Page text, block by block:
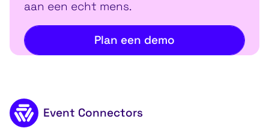
aan een echt mens.
Plan een demo
Footer inhoud
Event Connectors